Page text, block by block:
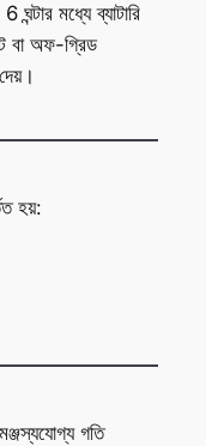
মধ্যে ব্যাটারি
বা অফ-গ্রিড
হয়:
গতি